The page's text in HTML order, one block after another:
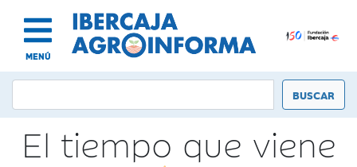
MENÚ
El tiempo que viene